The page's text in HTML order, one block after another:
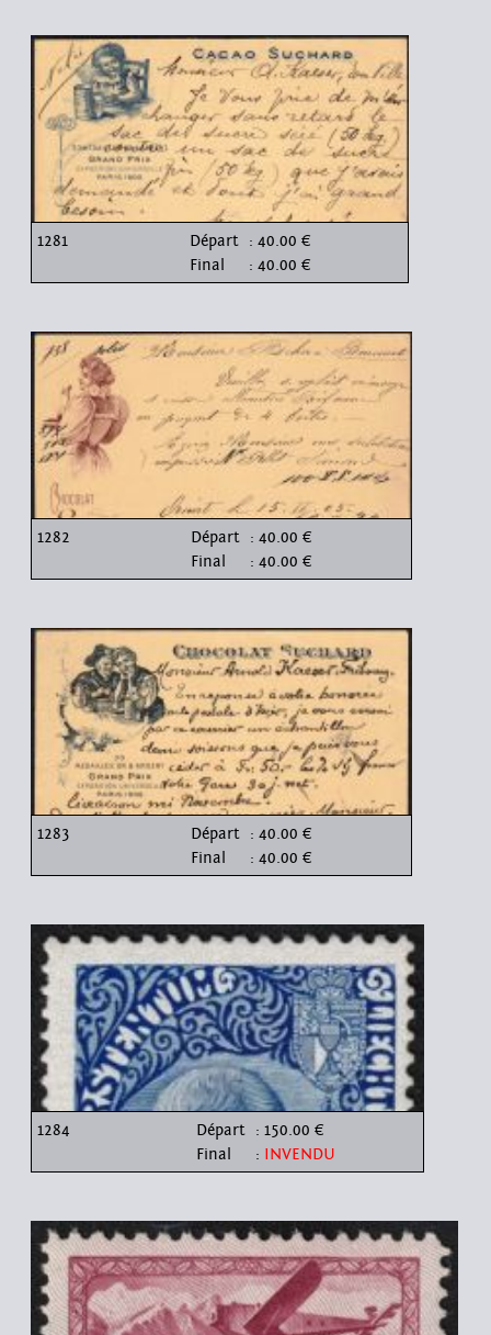
1281 Départ : 40.00 €
Final
: 40.00 €
1282 Départ : 40.00 €
Final
: 40.00 €
1283 Départ : 40.00 €
Final
: 40.00 €
1284 Départ : 150.00 €
Final
: INVENDU